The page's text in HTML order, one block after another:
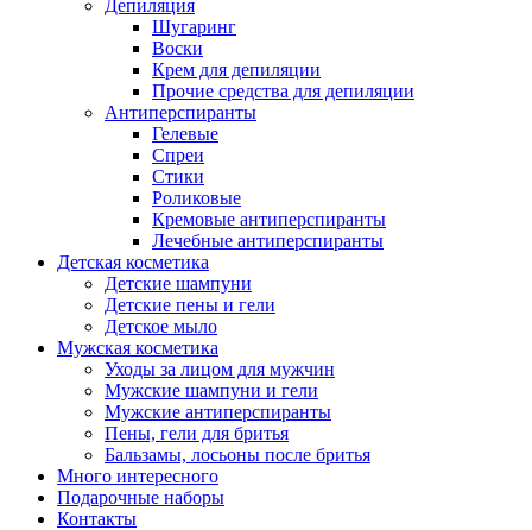
Депиляция
Шугаринг
Воски
Крем для депиляции
Прочие средства для депиляции
Антиперспиранты
Гелевые
Спреи
Стики
Роликовые
Кремовые антиперспиранты
Лечебные антиперспиранты
Детская косметика
Детские шампуни
Детские пены и гели
Детское мыло
Мужская косметика
Уходы за лицом для мужчин
Мужские шампуни и гели
Мужские антиперспиранты
Пены, гели для бритья
Бальзамы, лосьоны после бритья
Много интересного
Подарочные наборы
Контакты